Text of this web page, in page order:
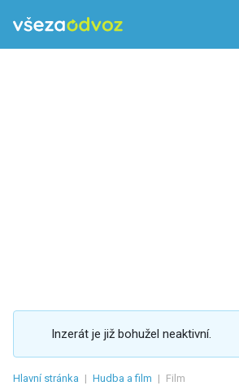
Inzerát je již bohužel neaktivní.
Hlavní stránka | Hudba a film | Film